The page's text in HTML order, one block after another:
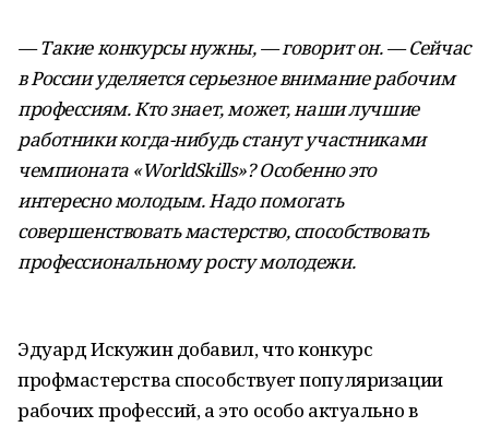
— Такие конкурсы нужны, — говорит он. — Сейчас
в России уделяется серьезное внимание рабочим
профессиям. Кто знает, может, наши лучшие
работники когда-нибудь станут участниками
чемпионата «WorldSkills»? Особенно это
интересно молодым. Надо помогать
совершенствовать мастерство, способствовать
профессиональному росту молодежи.
Эдуард Искужин добавил, что конкурс
профмастерства способствует популяризации
рабочих профессий, а это особо актуально в